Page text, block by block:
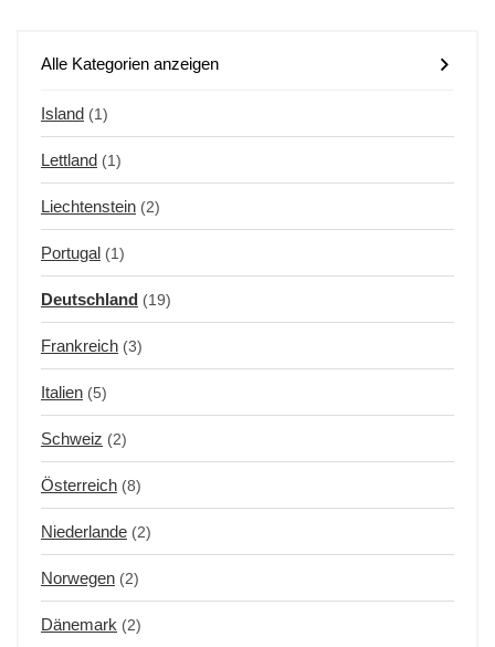
Alle Kategorien anzeigen
Island (1)
Lettland (1)
Liechtenstein (2)
Portugal (1)
Deutschland (19)
Frankreich (3)
Italien (5)
Schweiz (2)
Österreich (8)
Niederlande (2)
Norwegen (2)
Dänemark (2)